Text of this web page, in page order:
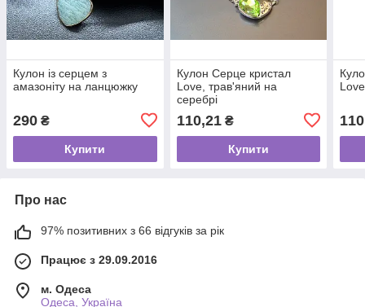
Кулон із серцем з
амазоніту на ланцюжку
290 ₴
Купити
Кулон Серце кристал
Love, трав'яний на
серебрі
110,21₴
Купити
Про нас
97% позитивних з 66 відгуків за рік
Працює з 29.09.2016
м. Одеса
Одеса, Україна